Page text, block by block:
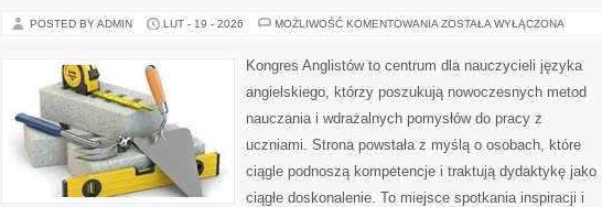
POSTED BY ADMIN LUT - 19 - 2026 MOŻLIWOŚĆ KOMENTOWANIA CZYTANIE
TEKSTU
ZOSTAŁA WYŁĄCZONA
Kongres Anglistów to centrum dla nauczycieli języka
angielskiego, którzy poszukują nowoczesnych metod
nauczania i wdrażalnych pomysłów do pracy z
uczniami. Strona powstała z myślą o osobach, które
ciągle podnoszą kompetencje i traktują dydaktykę jako
ciągłe doskonalenie. To miejsce spotkania inspiracji i